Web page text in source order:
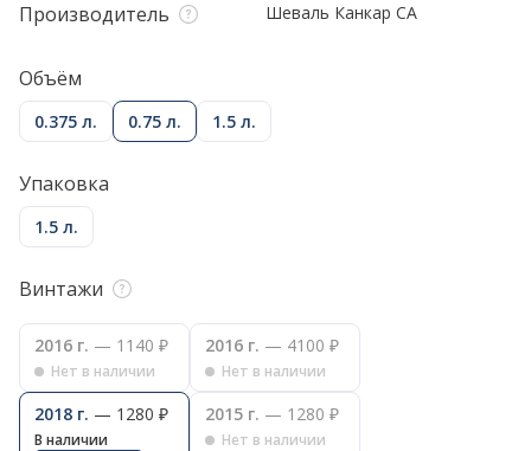
Производитель
Шеваль Канкар СА
Объём
0.375 л. 0.75 л. 1.5 л.
Упаковка
1.5 л.
Винтажи
2016 г. — 1140 ₽
Нет в наличии
2016 г. — 4100 ₽
Нет в наличии
2018 г. — 1280 ₽
В наличии
2015 г. — 1280 ₽
Нет в наличии